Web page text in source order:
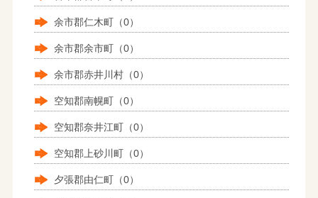
余市郡仁木町（0）
余市郡余市町（0）
余市郡赤井川村（0）
空知郡南幌町（0）
空知郡奈井江町（0）
空知郡上砂川町（0）
夕張郡由仁町（0）